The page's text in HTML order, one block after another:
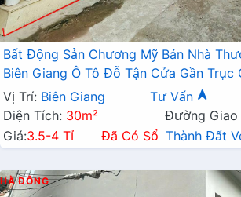
Bất Động Sản Chương Mỹ Bán Nhà
Biên Giang Ô Tô Đỗ Tận Cửa Gần Trục
Vị Trí: Biên Giang Tư Vấn
Diện Tích: 30m²
Đường Giao
Giá:3.5-4 Tỉ Đã Có Sổ Thành Đất
HÀ ĐÔNG